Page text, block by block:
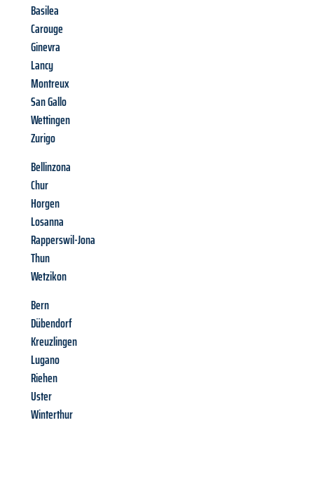
Basilea
Carouge
Ginevra
Lancy
Montreux
San Gallo
Wettingen
Zurigo
Bellinzona
Chur
Horgen
Losanna
Rapperswil-Jona
Thun
Wetzikon
Bern
Dübendorf
Kreuzlingen
Lugano
Riehen
Uster
Winterthur